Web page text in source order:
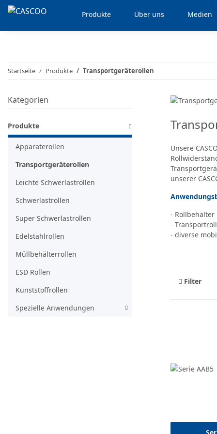
Produkte Über uns Medien
Startseite Produkte Transportgeräterollen
Unsere
unserer
- Rollbehälter
-
- diverse
Filter
Kategorien
Produkte
Apparaterollen
Transportgeräterollen
Leichte Schwerlastrollen
Schwerlastrollen
Super Schwerlastrollen
Edelstahlrollen
Müllbehälterrollen
ESD Rollen
Kunststoffrollen
Spezielle Anwendungen